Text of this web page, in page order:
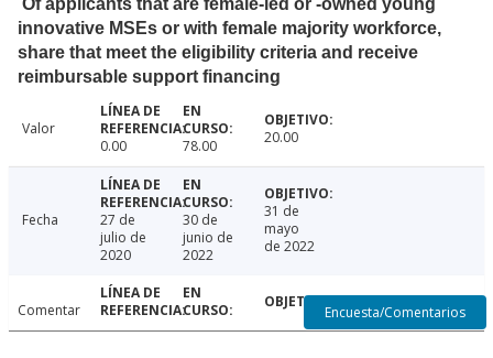
Of applicants that are female-led or -owned young
innovative MSEs or with female majority workforce,
share that meet the eligibility criteria and receive
reimbursable support financing
Valor
0.00
78.00 20.00
Fecha
27 de
julio de
2020
30 de
junio de
2022
31 de
mayo
de 2022
Comentar Encuesta/Comentarios